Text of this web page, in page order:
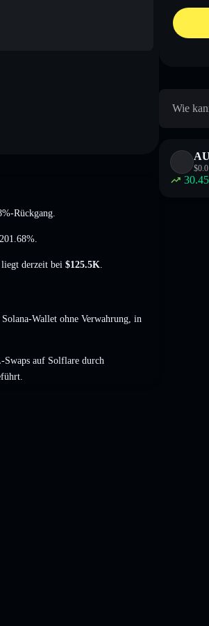
Rückgang
derzeit bei $125.5K
Wallet ohne Verwahrung, in
auf Solflare durch
Wie
$
30.45